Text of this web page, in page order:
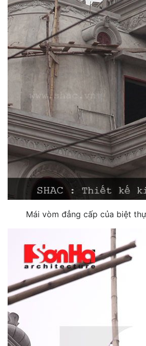
Mái vòm đẳng cấp của biệt